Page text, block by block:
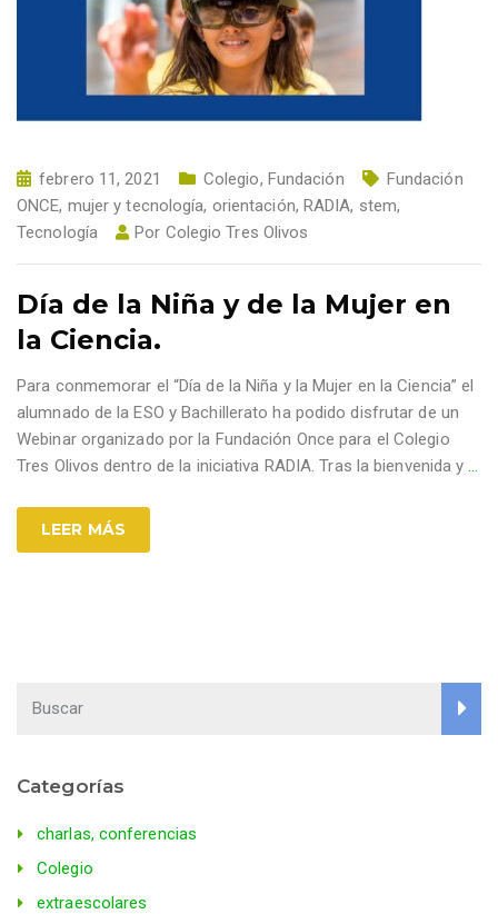
febrero 11, 2021 Colegio, Fundación
Fundación
ONCE, mujer y tecnología, orientación, RADIA, stem,
Tecnología
Por Colegio Tres Olivos
Día de la Niña y de la Mujer en
la Ciencia.
Para conmemorar el “Día de la Niña y la Mujer en la Ciencia” el
alumnado de la ESO y Bachillerato ha podido disfrutar de un
Webinar organizado por la Fundación Once para el Colegio
Tres Olivos dentro de la iniciativa RADIA. Tras la bienvenida y
LEER MÁS
Categorías
charlas, conferencias
Colegio
extraescolares